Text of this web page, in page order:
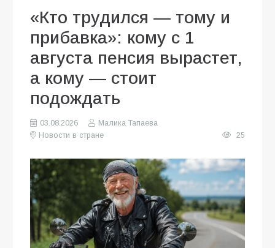
«Кто трудился — тому и
прибавка»: кому с 1
августа пенсия вырастет,
а кому — стоит
подождать
03.08.2026
Малика Тапаева
Новости в стране
25